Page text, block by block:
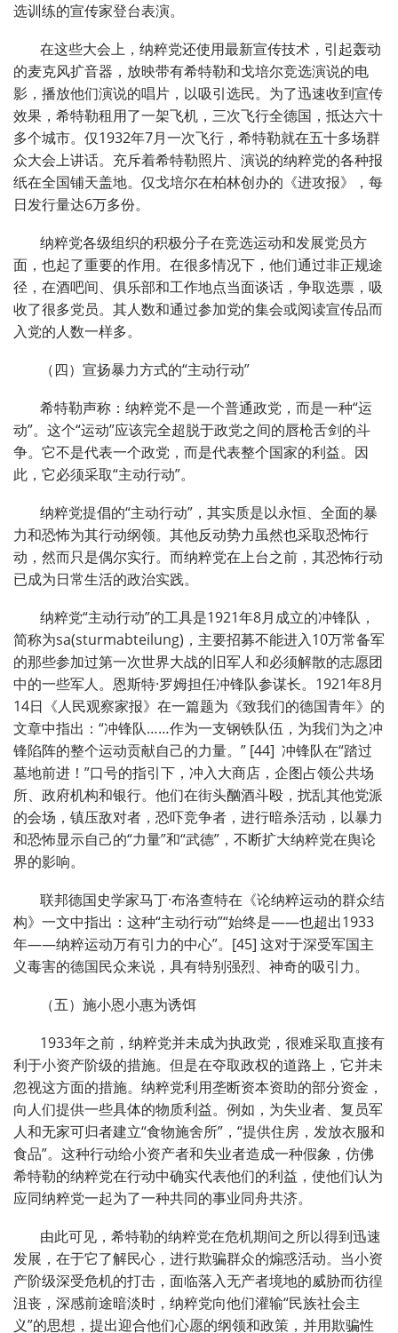
选训练的宣传家登台表演。
在这些大会上，纳粹党还使用最新宣传技术，引起轰动
的麦克风扩音器，放映带有希特勒和戈培尔竞选演说的电
影，播放他们演说的唱片，以吸引选民。为了迅速收到宣传
效果，希特勒租用了一架飞机，三次飞行全德国，抵达六十
多个城市。仅1932年7月一次飞行，希特勒就在五十多场群
众大会上讲话。充斥着希特勒照片、演说的纳粹党的各种报
纸在全国铺天盖地。仅戈培尔在柏林创办的《进攻报》，每
日发行量达6万多份。
纳粹党各级组织的积极分子在竞选运动和发展党员方
面，也起了重要的作用。在很多情况下，他们通过非正规途
径，在酒吧间、俱乐部和工作地点当面谈话，争取选票，吸
收了很多党员。其人数和通过参加党的集会或阅读宣传品而
入党的人数一样多。
（四）宣扬暴力方式的“主动行动”
希特勒声称：纳粹党不是一个普通政党，而是一种“运
动”。这个“运动”应该完全超脱于政党之间的唇枪舌剑的斗
争。它不是代表一个政党，而是代表整个国家的利益。因
此，它必须采取“主动行动”。
纳粹党提倡的“主动行动”，其实质是以永恒、全面的暴
力和恐怖为其行动纲领。其他反动势力虽然也采取恐怖行
动，然而只是偶尔实行。而纳粹党在上台之前，其恐怖行动
已成为日常生活的政治实践。
纳粹党“主动行动”的工具是1921年8月成立的冲锋队，
简称为sa(sturmabteilung)，主要招募不能进入10万常备军
的那些参加过第一次世界大战的旧军人和必须解散的志愿团
中的一些军人。恩斯特·罗姆担任冲锋队参谋长。1921年8月
14日《人民观察家报》在一篇题为《致我们的德国青年》的
文章中指出：“冲锋队……作为一支钢铁队伍，为我们为之冲
锋陷阵的整个运动贡献自己的力量。” [44] 冲锋队在“踏过
墓地前进！”口号的指引下，冲入大商店，企图占领公共场
所、政府机构和银行。他们在街头酗酒斗殴，扰乱其他党派
的会场，镇压敌对者，恐吓竞争者，进行暗杀活动，以暴力
和恐怖显示自己的“力量”和“武德”，不断扩大纳粹党在舆论
界的影响。
联邦德国史学家马丁·布洛查特在《论纳粹运动的群众结
构》一文中指出：这种“主动行动”“始终是——也超出1933
年——纳粹运动万有引力的中心”。[45] 这对于深受军国主
义毒害的德国民众来说，具有特别强烈、神奇的吸引力。
（五）施小恩小惠为诱饵
1933年之前，纳粹党并未成为执政党，很难采取直接有
利于小资产阶级的措施。但是在夺取政权的道路上，它并未
忽视这方面的措施。纳粹党利用垄断资本资助的部分资金，
向人们提供一些具体的物质利益。例如，为失业者、复员军
人和无家可归者建立“食物施舍所”，“提供住房，发放衣服和
食品”。这种行动给小资产者和失业者造成一种假象，仿佛
希特勒的纳粹党在行动中确实代表他们的利益，使他们认为
应同纳粹党一起为了一种共同的事业同舟共济。
由此可见，希特勒的纳粹党在危机期间之所以得到迅速
发展，在于它了解民心，进行欺骗群众的煽惑活动。当小资
产阶级深受危机的打击，面临落入无产者境地的威胁而彷徨
沮丧，深感前途暗淡时，纳粹党向他们灌输“民族社会主
义”的思想，提出迎合他们心愿的纲领和政策，并用欺骗性